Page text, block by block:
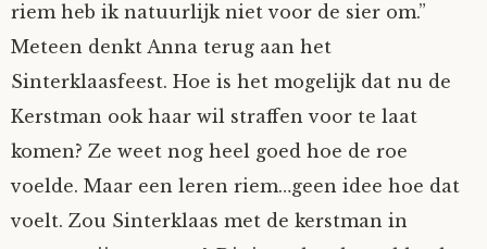
riem heb ik natuurlijk niet voor de sier om.”
Meteen denkt Anna terug aan het
Sinterklaasfeest. Hoe is het mogelijk dat nu de
Kerstman ook haar wil straffen voor te laat
komen? Ze weet nog heel goed hoe de roe
voelde. Maar een leren riem…geen idee hoe dat
voelt. Zou Sinterklaas met de kerstman in